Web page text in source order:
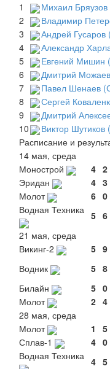
1
Михаил
2
Владимир
3
Андрей
4
Александр
5
Евгений
6
Дмитрий
7
Павел Шенаев
8
Сергей
9
Дмитрий
10
Виктор
Расписание и
14 мая, среда
Монострой
4 2
Эридан
4 3
Молот
6 0
Водная Техника 5 6
21 мая, среда
Викинг-2
5 9
Водник
5 8
Билайн
5 0
Молот
2 4
28 мая, среда
Молот
1 5
Сплав-1
4 0
Водная Техника 4 5